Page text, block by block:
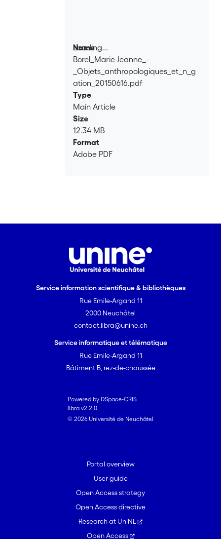
Loading...
Loading...
Name
Borel_Marie-Jeanne_-
_Objets_anthropologiques_et_n_g
ation_20150616.pdf
Type
Main Article
Size
12.34 MB
Format
Adobe PDF
Service information scientifique & bibliothèques
Rue Emile-Argand 11
2000 Neuchâtel
contact.libra@unine.ch
Service informatique et télématique
Rue Emile-Argand 11
Bâtiment B, rez-de-chaussée
Powered by DSpace-CRIS
libra v2.2.0
© 2026 Université de Neuchâtel
Portal overview
User guide
Open Access strategy
Open Access directive
Research at UniNE
Open Access